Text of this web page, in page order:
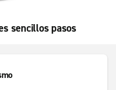
sencillos pasos